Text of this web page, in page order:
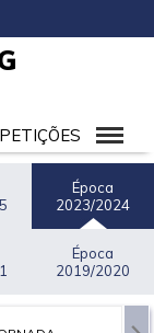
Época
2023/2024
Época
2019/2020